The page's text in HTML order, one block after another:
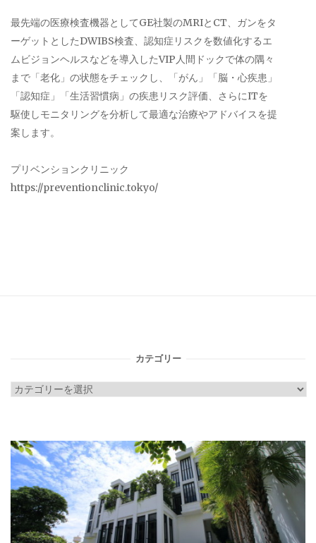
最先端の医療検査機器としてGE社製のMRIとCT、ガンをタ
ーゲットとしたDWIBS検査、認知症リスクを数値化するエ
ムビジョンヘルスなどを導入したVIP人間ドックで体の隅々
まで「老化」の状態をチェックし、「がん」「脳・心疾患」
「認知症」「生活習慣病」の疾患リスク評価、さらにITを
駆使しモニタリングを分析して最適な治療やアドバイスを提
案します。
プリベンションクリニック
https://preventionclinic.tokyo/
カテゴリー
カ
リ
ー